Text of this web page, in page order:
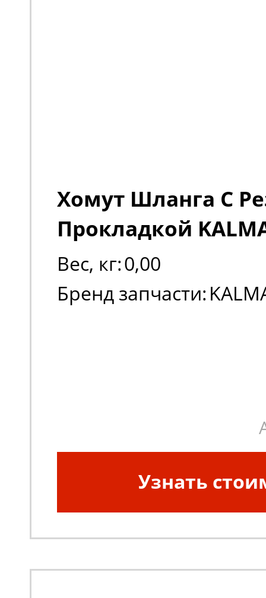
Хомут Шланга С
Прокладкой
Вес, кг:0,00
Бренд запчасти:
Узнать